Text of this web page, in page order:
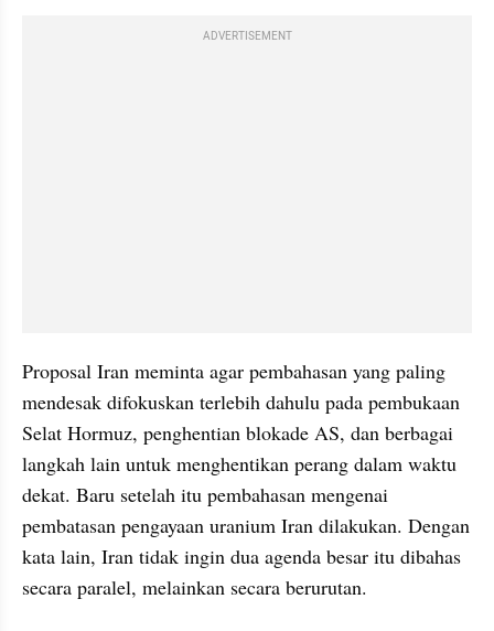
ADVERTISEMENT
Proposal Iran meminta agar pembahasan yang paling
mendesak difokuskan terlebih dahulu pada pembukaan
Selat Hormuz, penghentian blokade AS, dan berbagai
langkah lain untuk menghentikan perang dalam waktu
dekat. Baru setelah itu pembahasan mengenai
pembatasan pengayaan uranium Iran dilakukan. Dengan
kata lain, Iran tidak ingin dua agenda besar itu dibahas
secara paralel, melainkan secara berurutan.